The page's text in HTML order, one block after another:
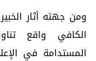
ومن جهته أثار
الكافي واقع
المستدامة في